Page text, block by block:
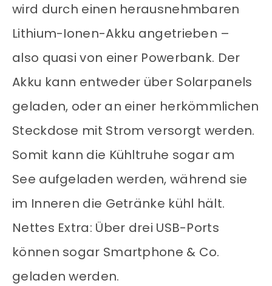
wird durch einen herausnehmbaren
Lithium-Ionen-Akku angetrieben –
also quasi von einer Powerbank. Der
Akku kann entweder über Solarpanels
geladen, oder an einer herkömmlichen
Steckdose mit Strom versorgt werden.
Somit kann die Kühltruhe sogar am
See aufgeladen werden, während sie
im Inneren die Getränke kühl hält.
Nettes Extra: Über drei USB-Ports
können sogar Smartphone & Co.
geladen werden.